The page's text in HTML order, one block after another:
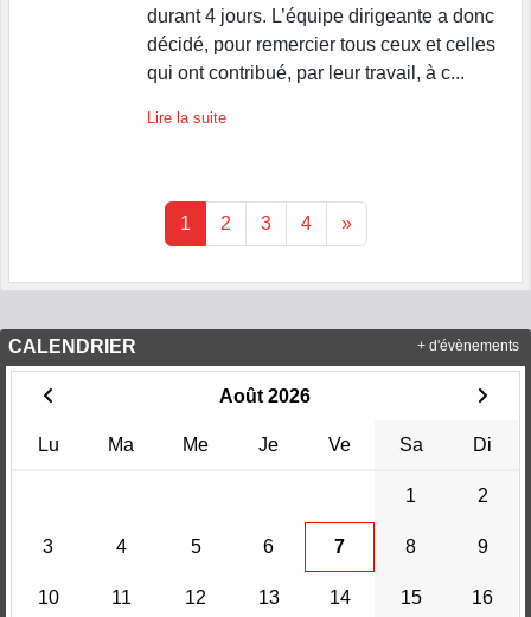
durant 4 jours. L’équipe dirigeante a donc
décidé, pour remercier tous ceux et celles
qui ont contribué, par leur travail, à c...
Lire la suite
1 2 3 4 »
CALENDRIER
Août 2026
Lu Ma Me Je Ve Sa Di
1 2
3 4 5 6 7 8 9
10 11 12 13 14 15 16
+ d'évènements